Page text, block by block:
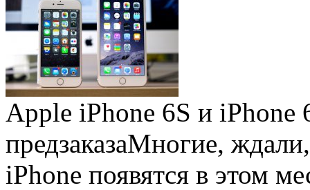
Apple iPhone 6S и iPhone
предзаказаМногие, ждали,
iPhone появятся в этом